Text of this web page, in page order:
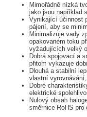
Mimořádně nízká
jako jsou například
Vynikající účinnost
pájení, aby se
Minimalizuje vady
opakovaném toku
vyžadujících velký
Dobrá spojovací a
přitom vykazuje
Dlouhá a stabilní
vlastní
Dobré
elektrické
Nulový obsah
směrnice RoHS pro